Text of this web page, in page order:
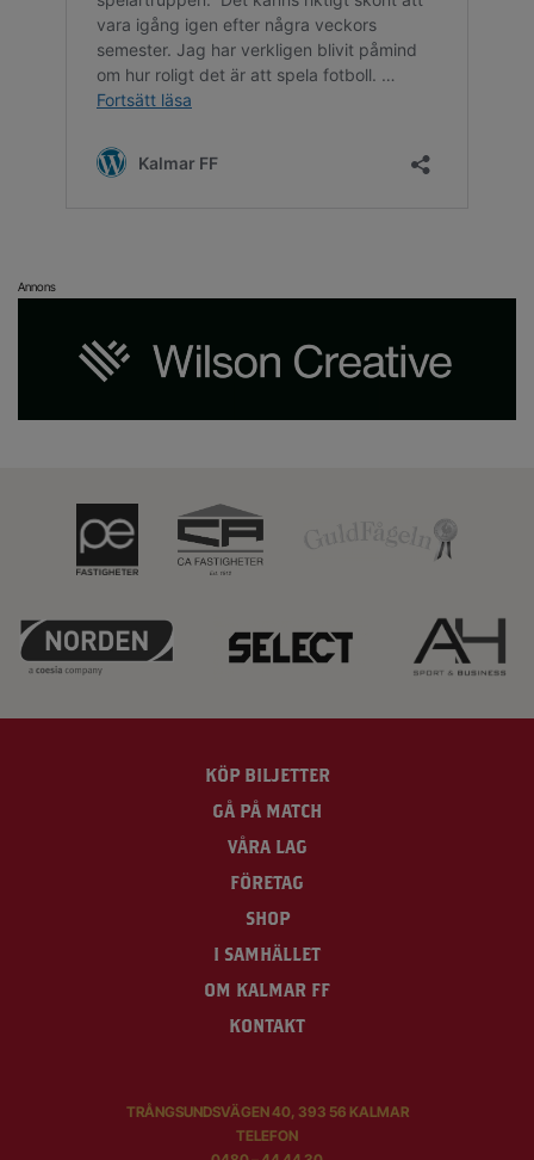
Annons
KÖP BILJETTER
GÅ PÅ MATCH
VÅRA LAG
FÖRETAG
SHOP
I SAMHÄLLET
OM KALMAR FF
KONTAKT
TRÅNGSUNDSVÄGEN 40, 393 56 KALMAR
TELEFON